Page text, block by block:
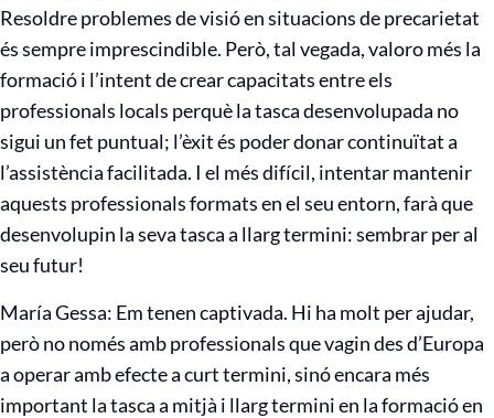
Resoldre problemes de visió en situacions de precarietat
és sempre imprescindible. Però, tal vegada, valoro més la
formació i l’intent de crear capacitats entre els
professionals locals perquè la tasca desenvolupada no
sigui un fet puntual; l’èxit és poder donar continuïtat a
l’assistència facilitada. I el més difícil, intentar mantenir
aquests professionals formats en el seu entorn, farà que
desenvolupin la seva tasca a llarg termini: sembrar per al
seu futur!
María Gessa: Em tenen captivada. Hi ha molt per ajudar,
però no només amb professionals que vagin des d’Europa
a operar amb efecte a curt termini, sinó encara més
important la tasca a mitjà i llarg termini en la formació en